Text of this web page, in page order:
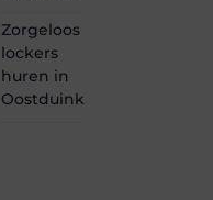
Zorgeloos
lockers
huren in
Oostduinkerke